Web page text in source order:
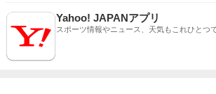
Yahoo! JAPANアプリ
スポーツ情報やニュース、天気もこれひとつ